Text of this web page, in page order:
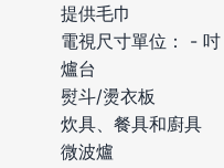
提供毛巾
電視尺寸單位： - 吋
爐台
熨斗/燙衣板
炊具、餐具和廚具
微波爐